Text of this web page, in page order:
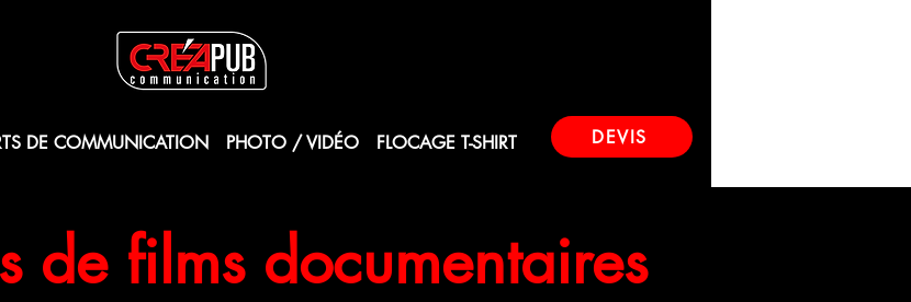
DE COMMUNICATION PHOTO / VIDÉO FLOCAGE T-SHIRT DEVIS
de films documentaires